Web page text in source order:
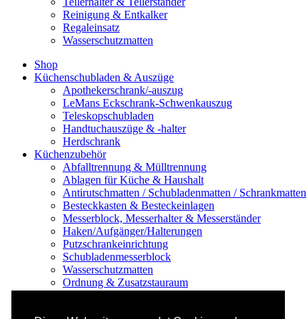
Reinigung & Entkalker
Regaleinsatz
Wasserschutzmatten
Shop
Küchenschubladen & Auszüge
Apothekerschrank/-auszug
LeMans Eckschrank-Schwenkauszug
Teleskopschubladen
Handtuchauszüge & -halter
Herdschrank
Küchenzubehör
Abfalltrennung & Mülltrennung
Ablagen für Küche & Haushalt
Antirutschmatten / Schubladenmatten / Schrankmatten
Besteckkasten & Besteckeinlagen
Messerblock, Messerhalter & Messerständer
Haken/Aufgänger/Halterungen
Putzschrankeinrichtung
Schubladenmesserblock
Wasserschutzmatten
Ordnung & Zusatzstauraum